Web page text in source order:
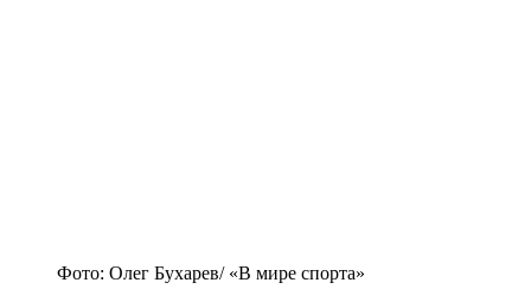
Фото: Олег Бухарев/ «В мире спорта»